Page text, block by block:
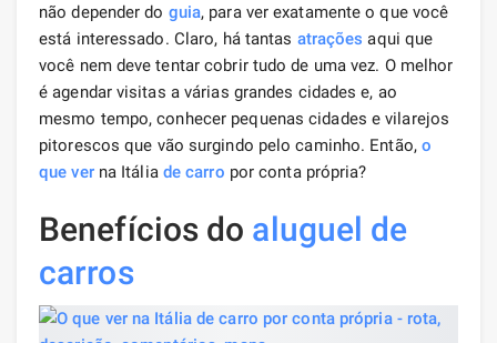
não depender do guia, para ver exatamente o que você
está interessado. Claro, há tantas atrações aqui que
você nem deve tentar cobrir tudo de uma vez. O melhor
é agendar visitas a várias grandes cidades e, ao
mesmo tempo, conhecer pequenas cidades e vilarejos
pitorescos que vão surgindo pelo caminho. Então, o
que verna Itália de carro por conta própria?
Benefícios do aluguel de
carros